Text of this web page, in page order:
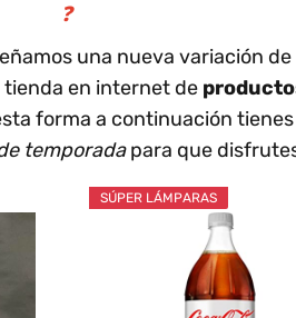
❓
una nueva variación
en internet de
forma a continuación
temporadapara que
SÚPER LÁMPARAS